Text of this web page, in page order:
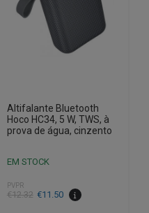
Altifalante Bluetooth
Hoco HC34, 5 W, TWS, à
prova de água, cinzento
EM STOCK
PVPR
€12.32
O
€11.50
O